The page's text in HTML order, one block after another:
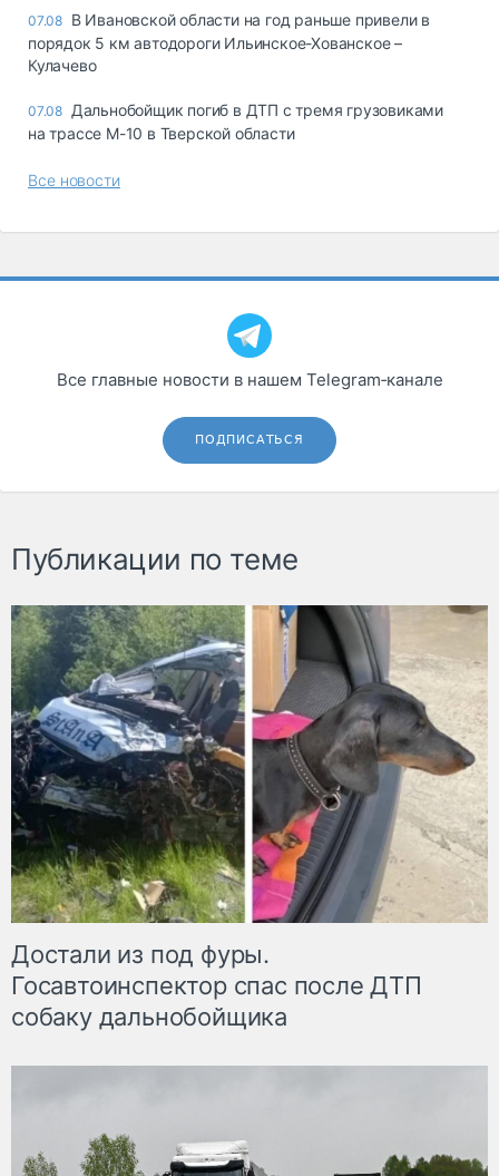
07.08 В Ивановской области на год раньше привели в
порядок 5 км автодороги Ильинское-Хованское –
Кулачево
07.08 Дальнобойщик погиб в ДТП с тремя грузовиками
на трассе М-10 в Тверской области
Все новости
Все главные новости в нашем Telegram‑канале
ПОДПИСАТЬСЯ
Публикации по теме
Достали из под фуры.
Госавтоинспектор спас после ДТП
собаку дальнобойщика